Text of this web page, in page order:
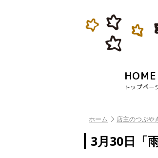
HOME
トップペー
ホーム 店主のつぶや
3月30日「